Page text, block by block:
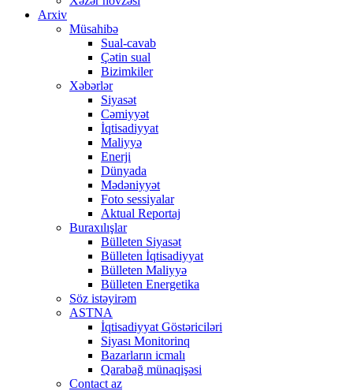
Arxiv
Müsahibə
Sual-cavab
Çətin sual
Bizimkiler
Xəbərlər
Siyasət
Cəmiyyət
İqtisadiyyat
Maliyyə
Enerji
Dünyada
Mədəniyyət
Foto sessiyalar
Aktual Reportaj
Buraxılışlar
Bülleten Siyasət
Bülleten İqtisadiyyat
Bülleten Maliyyə
Bülleten Energetika
Söz istəyirəm
ASTNA
İqtisadiyyat Göstəriciləri
Siyası Monitorinq
Bazarların icmalı
Qarabağ münaqişəsi
Contact az